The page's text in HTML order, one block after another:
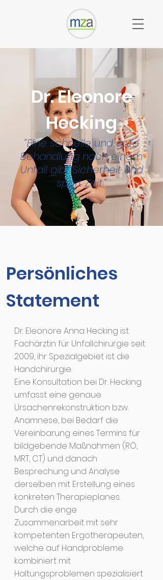
Dr.Eleonore
Hecking
“Eine schnelle und gute
Behandlung nach einem
Unfall gibt Sicherheit und
spart Zeit.”
Persönliches
Statement
Dr. Eleonore Anna Hecking ist
Fachärztin für Unfallchirurgie seit
2009, ihr Spezialgebiet ist die
Handchirurgie.
Eine Konsultation bei Dr. Hecking
umfasst eine genaue
Ursachenrekonstruktion bzw.
Anamnese, bei Bedarf die
Vereinbarung eines Termins für
bildgebende Maßnahmen (RÖ,
MRT, CT) und danach
Besprechung und Analyse
derselben mit Erstellung eines
konkreten Therapieplanes.
Durch die enge
Zusammenarbeit mit sehr
kompetenten Ergotherapeuten,
welche auf Handprobleme
kombiniert mit
Haltungsproblemen spezialisiert